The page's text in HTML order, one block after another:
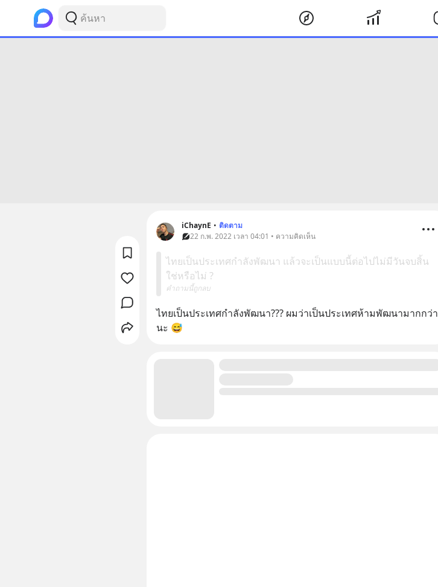
iChaynE • ติดตาม
22 ก.พ. 2022 เวลา 04:01 • ความคิดเห็น
ไทยเป็นประเทศกำลังพัฒนา แล้วจะเป็นแบบนี้ต่อไปไม่มีวันจบสิ้น
ใช่หรือไม่ ?
คำถามนี้ถูกลบ
ไทยเป็นประเทศกำลังพัฒนา??? ผมว่าเป็นประเทศห้ามพัฒนามากกว่า
นะ 😅